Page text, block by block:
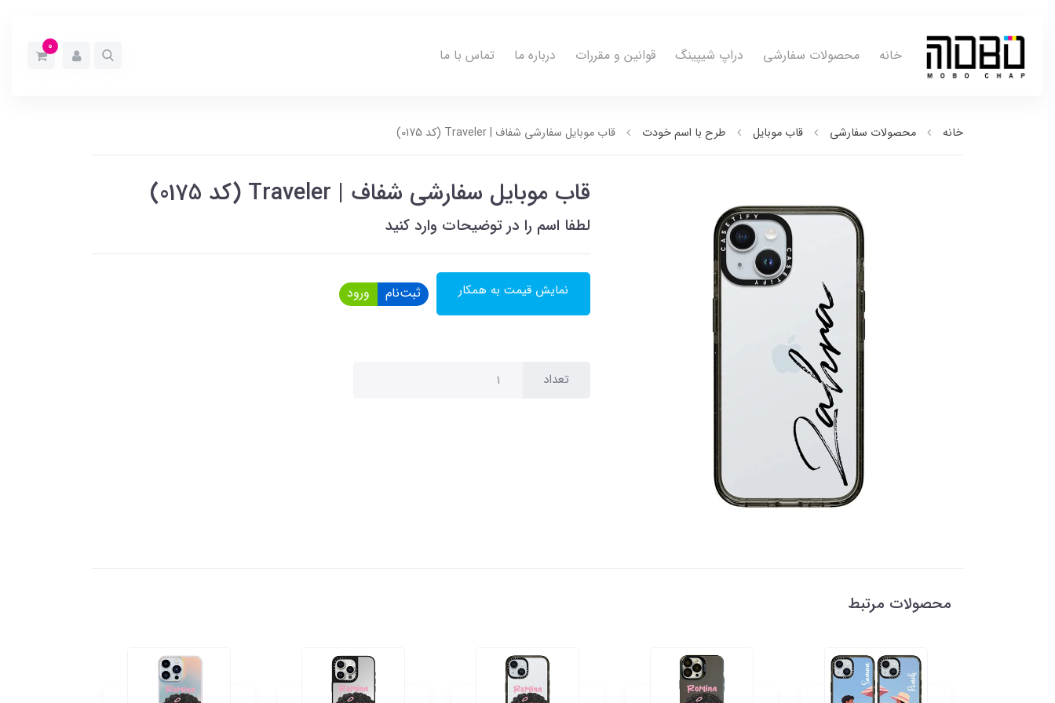
خانه محصولات سفارشی دراپ شیپینگ قوانین و مقررات درباره ما تماس با ما 0
خانه محصولات سفارشی قاب موبایل طرح با اسم خودت قاب موبایل سفارشی شفاف | Traveler (کد 0175)
قاب موبایل سفارشی شفاف | Traveler (کد 0175)
لطفا اسم را در توضیحات وارد کنید
نمایش قیمت به همکار ثبت‌نام ورود
تعداد
محصولات مرتبط